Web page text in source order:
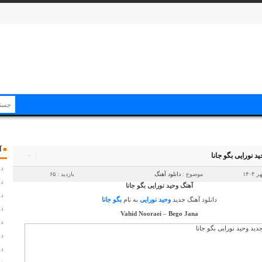
۰ نورایی بگو جانا
موضوع : دانلود آهنگ بازدید : ۶۵
آهنگ وحید نورایی بگو جانا
دانلود آهنگ جدید وحید نورایی به نامبگو جانا
Vahid Nooraei– Bego Jana
■